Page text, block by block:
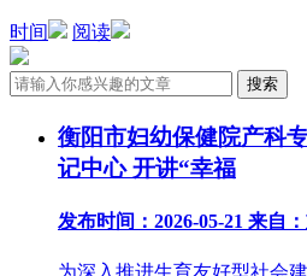
时间 阅读
衡阳市妇幼保健院产科
记中心 开讲“幸福
发布时间：2026-05-21 来自